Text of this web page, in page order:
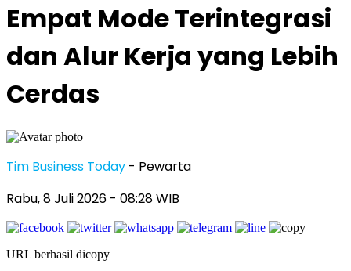
Empat Mode Terintegrasi
dan Alur Kerja yang Lebih
Cerdas
Tim Business Today - Pewarta
Rabu, 8 Juli 2026 - 08:28 WIB
URL berhasil dicopy